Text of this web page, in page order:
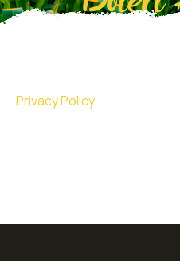
Privacy Policy